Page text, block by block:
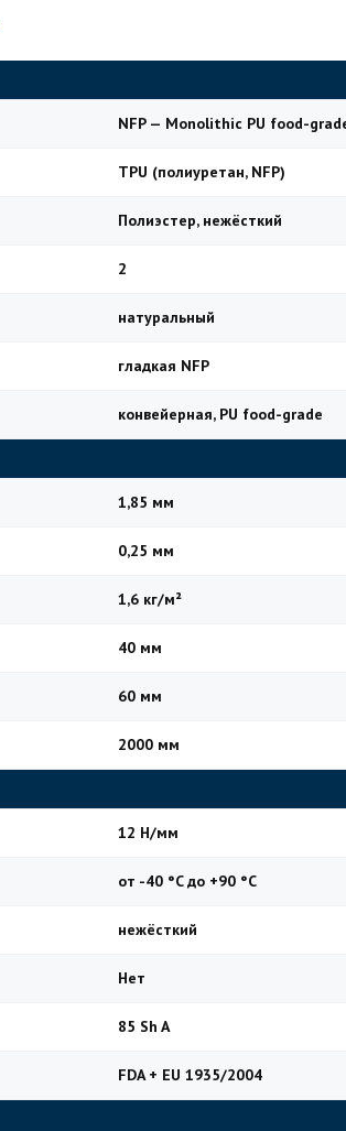
NFP — Monolithic PU food-
TPU (полиуретан, NFP)
Полиэстер, нежёсткий
2
натуральный
гладкая NFP
конвейерная, PU food-grade
1,85 мм
0,25 мм
1,6 кг/м²
40 мм
60 мм
2000 мм
12 Н/мм
от -40 °C до +90 °C
нежёсткий
Нет
85 Sh A
FDA + EU 1935/2004